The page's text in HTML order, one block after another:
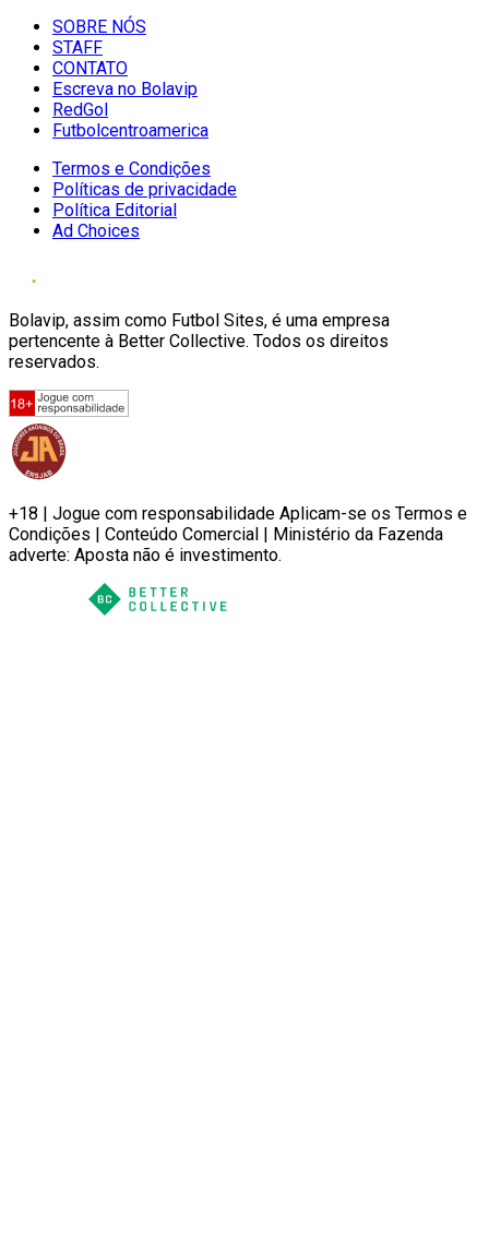
SOBRE NÓS
STAFF
CONTATO
Escreva no Bolavip
RedGol
Futbolcentroamerica
Termos e Condições
Políticas de privacidade
Política Editorial
Ad Choices
Bolavip, assim como Futbol Sites, é uma empresa
pertencente à Better Collective. Todos os direitos
reservados.
+18 | Jogue com responsabilidade Aplicam-se os Termos e
Condições | Conteúdo Comercial | Ministério da Fazenda
adverte: Aposta não é investimento.